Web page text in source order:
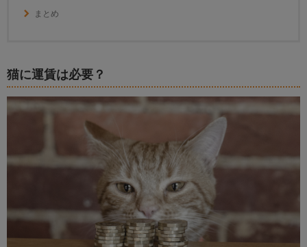
まとめ
猫に運賃は必要？